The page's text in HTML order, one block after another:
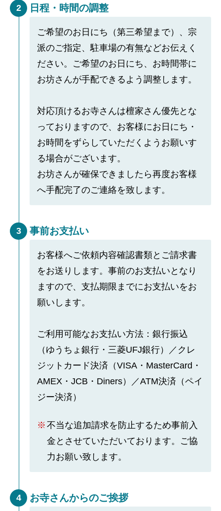
2 日程・時間の調整
ご希望のお日にち（第三希望まで）、宗
派のご指定、駐車場の有無などお伝えく
ださい。ご希望のお日にち、お時間帯に
お坊さんが手配できるよう調整します。
対応頂けるお寺さんは檀家さん優先とな
っておりますので、お客様にお日にち・
お時間をずらしていただくようお願いす
る場合がございます。
お坊さんが確保できましたら再度お客様
へ手配完了のご連絡を致します。
3 事前お支払い
お客様へご依頼内容確認書類とご請求書
をお送りします。事前のお支払いとなり
ますので、支払期限までにお支払いをお
願いします。
ご利用可能なお支払い方法：銀行振込
（ゆうちょ銀行・三菱UFJ銀行）／クレ
ジットカード決済（VISA・MasterCard・
AMEX・JCB・Diners）／ATM決済（ペイ
ジー決済）
不当な追加請求を防止するため事前入
金とさせていただいております。ご協
力お願い致します。
4 お寺さんからのご挨拶